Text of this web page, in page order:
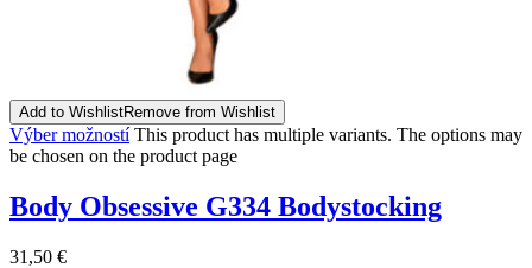
Add to WishlistRemove from Wishlist
Výber možností This product has multiple variants. The options may
be chosen on the product page
Body Obsessive G334 Bodystocking
31,50 €